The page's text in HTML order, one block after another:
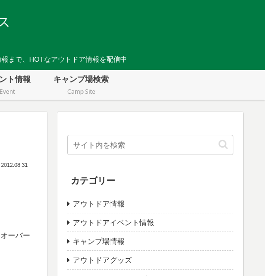
まで、HOTなアウトドア情報を配信中
ト情報
Event
キャンプ場検索
Camp Site
2012.08.31
ーバー
カテゴリー
アウトドア情報
アウトドアイベント情報
キャンプ場情報
アウトドアグッズ